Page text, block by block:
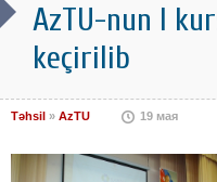
AzTU-nun I
keçirilib
Təhsil » AzTU 19 мая